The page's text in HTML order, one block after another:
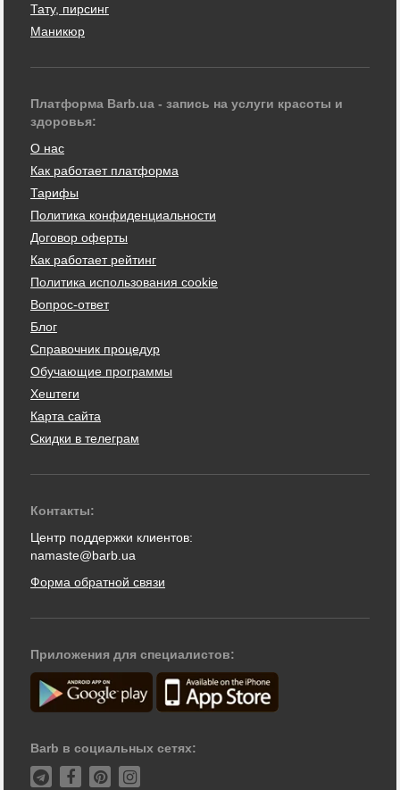
Тату, пирсинг
Маникюр
Платформа Barb.ua - запись на услуги красоты и
здоровья:
О нас
Как работает платформа
Тарифы
Политика конфиденциальности
Договор оферты
Как работает рейтинг
Политика использования cookie
Вопрос-ответ
Блог
Справочник процедур
Обучающие программы
Хештеги
Карта сайта
Скидки в телеграм
Контакты:
Центр поддержки клиентов:
namaste@barb.ua
Форма обратной связи
Приложения для специалистов:
Barb в социальных сетях: